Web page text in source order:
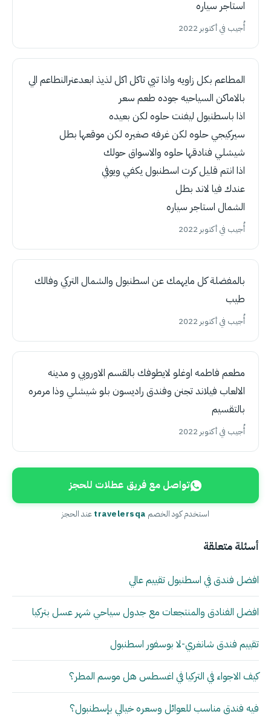
استاجر سياره
أُجيب في أكتوبر 2022
المطاعم بكل زاويه واذا تبي تاكل اكل لذيذ ابعدعنرالنطاعم الي
بالاماكن السياحيه جوده طعم سعر
اذا باسطنبول ليفنت حلوه لكن بعيده
سيركيجي حلوه لكن غرفه صغيره لكن موقعها بطل
شيشلي فنادقها حلوه والاسواق حولك
اذا انتم قليل كرت اسطنبول يكفي ويوفي
عندك فيا لاند بطل
الشمال استاجر سياره
أُجيب في أكتوبر 2022
بالمفضلة كل مايهمك عن اسطنبول والشمال التركي وفالك
طيب
أُجيب في أكتوبر 2022
مطعم فاطمه اوغلو لايطوفك بالقسم الاوروبي و مدينه
الالعاب فيلاند تجنن وفندق راديسون بلو شيشلي وذا مرمره
بالتقسيم
أُجيب في أكتوبر 2022
تواصل مع فريق عطلات للحجز
استخدم كود الخصم travelersqaعند الحجز
أسئلة متعلقة
افضل فندق في اسطنبول تقييم عالي
افضل الفنادق والمنتجعات مع جدول سياحي شهر عسل بتركيا
تقييم فندق شانغري-لا بوسفور اسطنبول
كيف الاجواء في التركيا في اغسطس هل موسم المطر؟
فيه فندق مناسب للعوائل وسعره خيالي بإسطنبول؟